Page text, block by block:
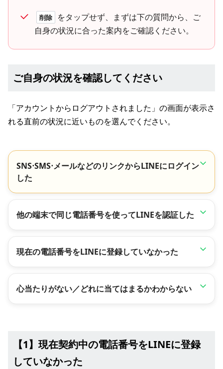
削除
をタップせず、まずは下の質問から、ご
自身の状況に合った案内をご確認ください。
ご自身の状況を確認してください
「アカウントからログアウトされました」の画面が表示さ
れる直前の状況に近いものを選んでください。
SNS⋅SMS⋅メールなどのリンクからLINEにログイン
した
他の端末で同じ電話番号を使ってLINEを認証した
現在の電話番号をLINEに登録していなかった
心当たりがない／どれに当てはまるかわからない
【1】現在契約中の電話番号をLINEに登録
していなかった